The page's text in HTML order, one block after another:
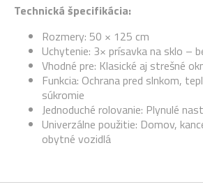
Technická špecifikácia:
Rozmery: 50 × 125 cm
Uchytenie: 3× prísavka na sklo –
Vhodné pre: Klasické aj strešné
Funkcia: Ochrana pred slnkom,
súkromie
Jednoduché rolovanie: Plynulé
Univerzálne použitie: Domov,
obytné vozidlá